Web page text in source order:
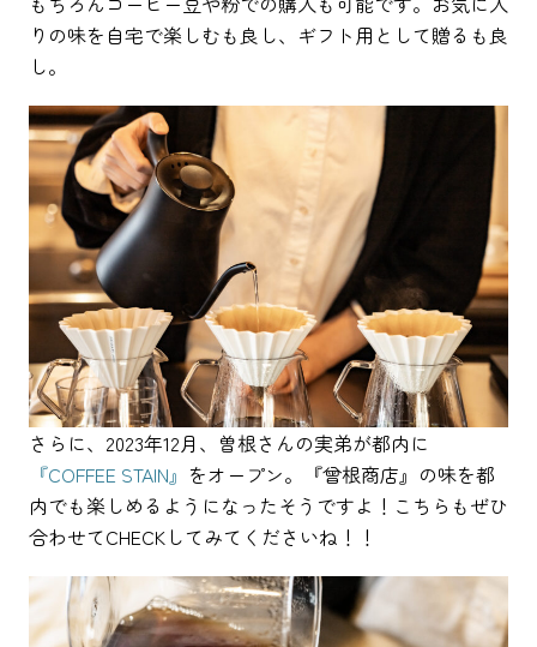
りの味を自宅で楽しむも良し、ギフト用として贈るも良
し。
さらに、2023年12月、曽根さんの実弟が都内に
『COFFEE STAIN』 をオープン。『曾根商店』の味を都
内でも楽しめるようになったそうですよ！こちらもぜひ
合わせてCHECKしてみてくださいね！！